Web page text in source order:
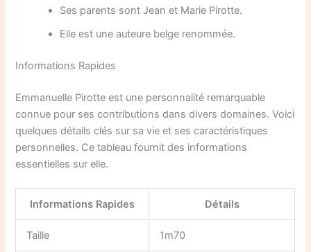
Ses parents sont Jean et Marie Pirotte.
Elle est une auteure belge renommée.
Informations Rapides
Emmanuelle Pirotte est une personnalité remarquable
connue pour ses contributions dans divers domaines. Voici
quelques détails clés sur sa vie et ses caractéristiques
personnelles. Ce tableau fournit des informations
essentielles sur elle.
Informations Rapides Détails
Taille 1m70